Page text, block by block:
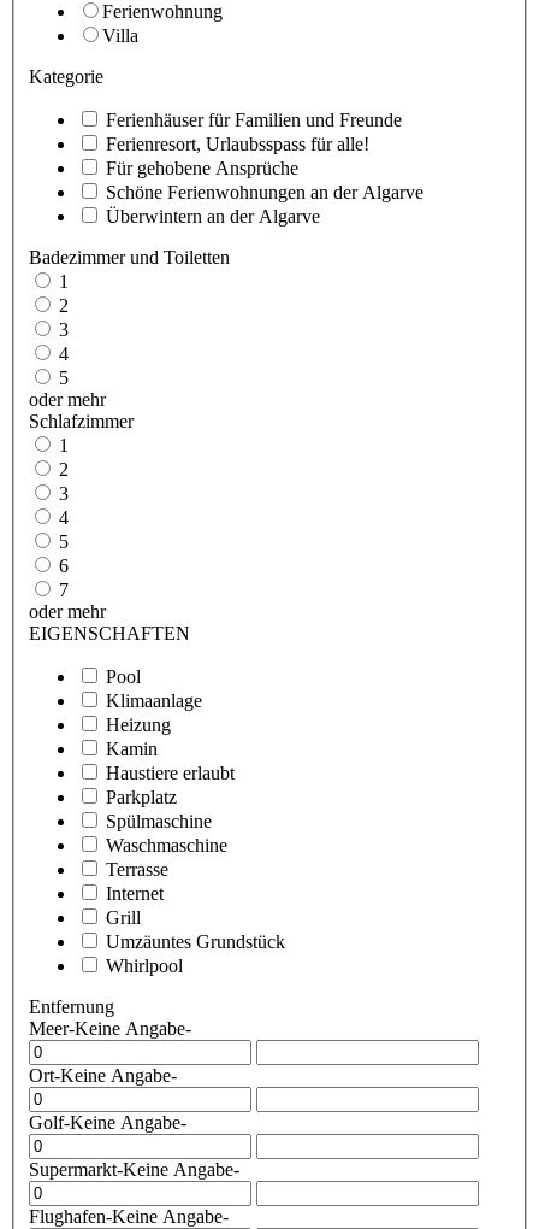
Ferienwohnung
Villa
Kategorie
Ferienhäuser für Familien und Freunde
Ferienresort, Urlaubsspass für alle!
Für gehobene Ansprüche
Schöne Ferienwohnungen an der Algarve
Überwintern an der Algarve
Badezimmer und Toiletten
1
2
3
4
5
oder mehr
Schlafzimmer
1
2
3
4
5
6
7
oder mehr
EIGENSCHAFTEN
Pool
Klimaanlage
Heizung
Kamin
Haustiere erlaubt
Parkplatz
Spülmaschine
Waschmaschine
Terrasse
Internet
Grill
Umzäuntes Grundstück
Whirlpool
Entfernung
Meer-Keine Angabe-
Ort-Keine Angabe-
Golf-Keine Angabe-
Supermarkt-Keine Angabe-
Flughafen-Keine Angabe-